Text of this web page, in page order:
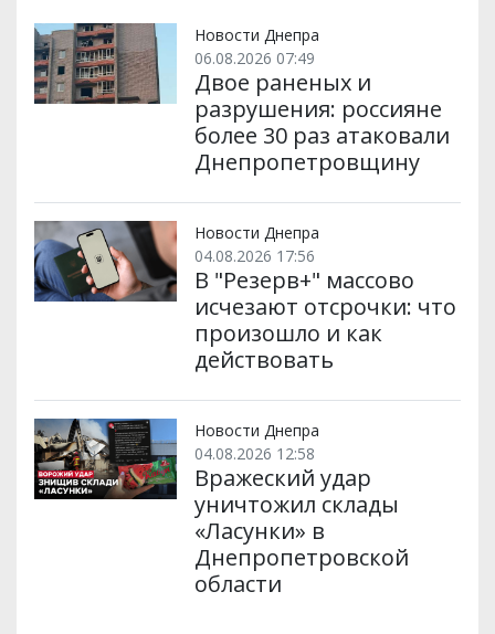
и k m p
Новости Днепра
06.08.2026 07:49
Двое раненых и
разрушения: россияне
более 30 раз атаковали
Днепропетровщину
Новости Днепра
04.08.2026 17:56
В "Резерв+" массово
исчезают отсрочки: что
произошло и как
действовать
Новости Днепра
04.08.2026 12:58
Вражеский удар
уничтожил склады
«Ласунки» в
Днепропетровской
области